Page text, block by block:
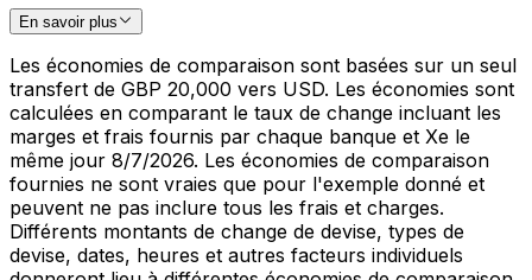
En savoir plus
Les économies de comparaison sont basées sur un seul
transfert de GBP 20,000 vers USD. Les économies sont
calculées en comparant le taux de change incluant les
marges et frais fournis par chaque banque et Xe le
même jour 8/7/2026. Les économies de comparaison
fournies ne sont vraies que pour l'exemple donné et
peuvent ne pas inclure tous les frais et charges.
Différents montants de change de devise, types de
devise, dates, heures et autres facteurs individuels